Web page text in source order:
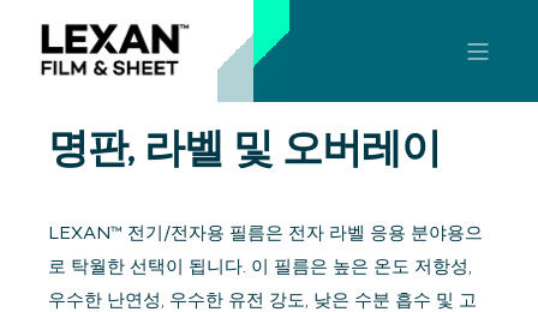
명판, 라벨 및 오버레이
LEXAN™ 전기/전자용 필름은 전자 라벨 응용 분야용으
로 탁월한 선택이 됩니다. 이 필름은 높은 온도 저항성,
우수한 난연성, 우수한 유전 강도, 낮은 수분 흡수 및 고